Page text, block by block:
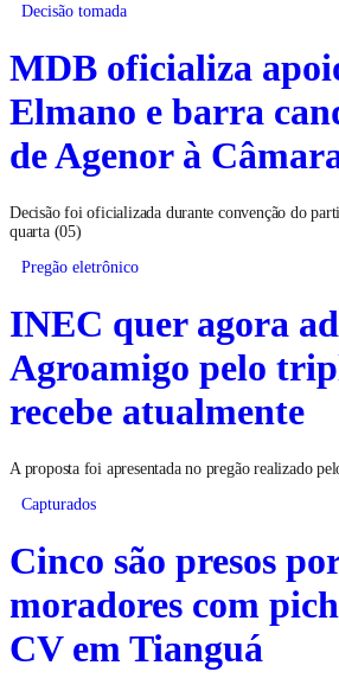
Decisão tomada
MDB oficializa
Elmano e barra
de Agenor à
Decisão foi oficializada durante convenção do
quarta (05)
Pregão eletrônico
INEC quer agora
Agroamigo pelo
recebe atualmente
A proposta foi apresentada no pregão realizado
Capturados
Cinco são presos
moradores com
CV em Tianguá